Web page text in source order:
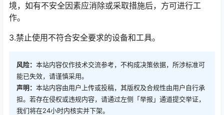
境，如有不安全因素应消除或采取措施后，方可进行工
作。
3.禁止使用不符合安全要求的设备和工具。
风险： 本站内容仅作技术交流参考，不构成决策依据，所涉标准可
能已失效，请谨慎采用。
声明： 本站内容由用户上传或投稿，其版权及合规性由用户自行承
担。若存在侵权或违规内容，请通过左侧「举报」通道提交举证，
我们将在24小时内核实并下架。